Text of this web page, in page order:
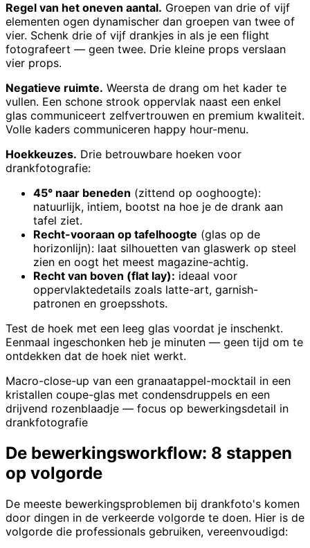
Regel van het oneven aantal. Groepen van drie of vijf
elementen ogen dynamischer dan groepen van twee of
vier. Schenk drie of vijf drankjes in als je een flight
fotografeert — geen twee. Drie kleine props verslaan
vier props.
Negatieve ruimte. Weersta de drang om het kader te
vullen. Een schone strook oppervlak naast een enkel
glas communiceert zelfvertrouwen en premium kwaliteit.
Volle kaders communiceren happy hour-menu.
Hoekkeuzes. Drie betrouwbare hoeken voor
drankfotografie:
45° naar beneden (zittend op ooghoogte):
natuurlijk, intiem, bootst na hoe je de drank aan
tafel ziet.
Recht-vooraan op tafelhoogte (glas op de
horizonlijn): laat silhouetten van glaswerk op steel
zien en oogt het meest magazine-achtig.
Recht van boven (flat lay): ideaal voor
oppervlaktedetails zoals latte-art, garnish-
patronen en groepsshots.
Test de hoek met een leeg glas voordat je inschenkt.
Eenmaal ingeschonken heb je minuten — geen tijd om te
ontdekken dat de hoek niet werkt.
Macro-close-up van een granaatappel-mocktail in een
kristallen coupe-glas met condensdruppels en een
drijvend rozenblaadje — focus op bewerkingsdetail in
drankfotografie
De bewerkingsworkflow: 8 stappen
op volgorde
De meeste bewerkingsproblemen bij drankfoto's komen
door dingen in de verkeerde volgorde te doen. Hier is de
volgorde die professionals gebruiken, vereenvoudigd: